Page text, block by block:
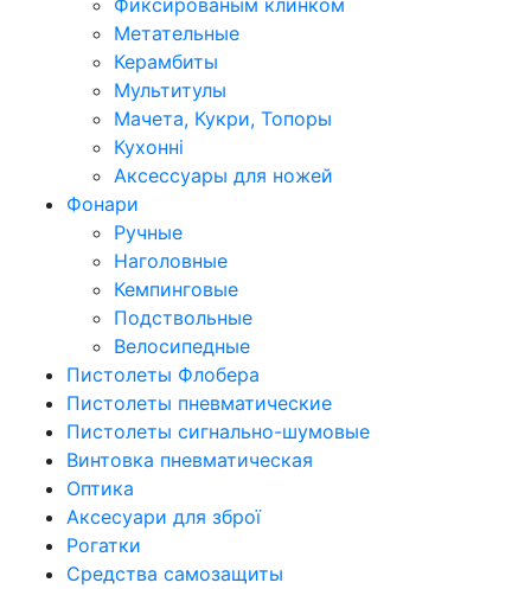
Фиксированым клинком
Метательные
Керамбиты
Мультитулы
Мачета, Кукри, Топоры
Кухонні
Аксессуары для ножей
Фонари
Ручные
Наголовные
Кемпинговые
Подствольные
Велосипедные
Пистолеты Флобера
Пистолеты пневматические
Пистолеты сигнально-шумовые
Винтовка пневматическая
Оптика
Аксесуари для зброї
Рогатки
Средства самозащиты